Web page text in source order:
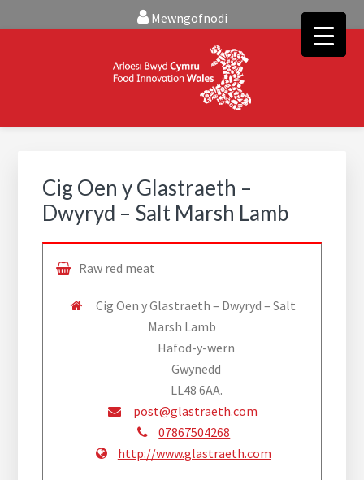
to
to
Mewngofnodi
FOOD INNOVATION WALES
Cig Oen y Glastraeth –
Dwyryd – Salt Marsh Lamb
Raw red meat
Cig Oen y Glastraeth – Dwyryd – Salt
Marsh Lamb
Hafod-y-wern
Gwynedd
LL48 6AA.
post@glastraeth.com
07867504268
http://www.glastraeth.com